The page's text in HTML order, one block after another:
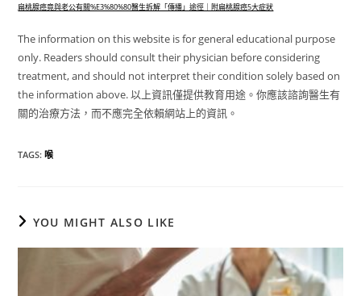
扁桃腺癌竟與老公有關%E3%80%80醫生拆解「傳播」途徑｜附扁桃腺癌5大症狀
The information on this website is for general educational purpose
only. Readers should consult their physician before considering
treatment, and should not interpret their condition solely based on
the information above. 以上資訊僅提供教育用途。你應該諮詢醫生有
關的治療方法，而不應完全依賴網站上的資訊。
TAGS:喉
YOU MIGHT ALSO LIKE